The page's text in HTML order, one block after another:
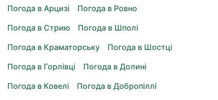
Погода в Арцизі
Погода в Ровно
Погода в Стрию
Погода в Шполі
Погода в Краматорську
Погода в Шостці
Погода в Горлівці
Погода в Долині
Погода в Ковелі
Погода в Добропіллі